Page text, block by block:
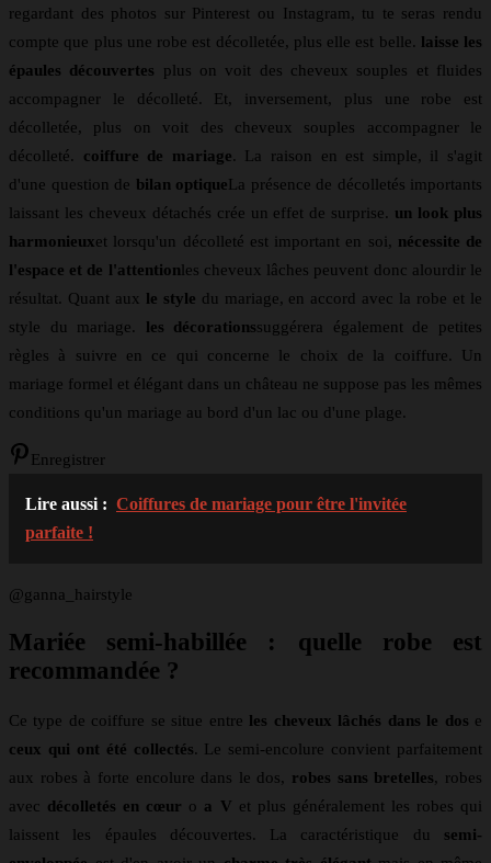
regardant des photos sur Pinterest ou Instagram, tu te seras rendu
compte que plus une robe est décolletée, plus elle est belle. laisse les
épaules découvertes plus on voit des cheveux souples et fluides
accompagner le décolleté. Et, inversement, plus une robe est
décolletée, plus on voit des cheveux souples accompagner le
décolleté. coiffure de mariage. La raison en est simple, il s'agit
d'une question de bilan optiqueLa présence de décolletés importants
laissant les cheveux détachés crée un effet de surprise. un look plus
harmonieuxet lorsqu'un décolleté est important en soi, nécessite de
l'espace et de l'attentionles cheveux lâches peuvent donc alourdir le
résultat. Quant aux le style du mariage, en accord avec la robe et le
style du mariage. les décorationssuggérera également de petites
règles à suivre en ce qui concerne le choix de la coiffure. Un
mariage formel et élégant dans un château ne suppose pas les mêmes
conditions qu'un mariage au bord d'un lac ou d'une plage.
Enregistrer
Lire aussi : Coiffures de mariage pour être l'invitée
parfaite !
@ganna_hairstyle
Mariée semi-habillée : quelle robe est
recommandée ?
Ce type de coiffure se situe entre les cheveux lâchés dans le dos e
ceux qui ont été collectés. Le semi-encolure convient parfaitement
aux robes à forte encolure dans le dos, robes sans bretelles, robes
avec décolletés en cœur o a V et plus généralement les robes qui
laissent les épaules découvertes. La caractéristique du
semi-